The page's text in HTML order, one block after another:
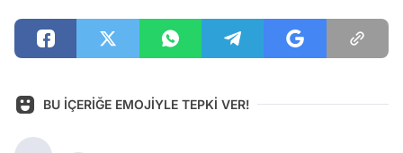
BU İÇERİĞE EMOJİYLE TEPKİ VER!